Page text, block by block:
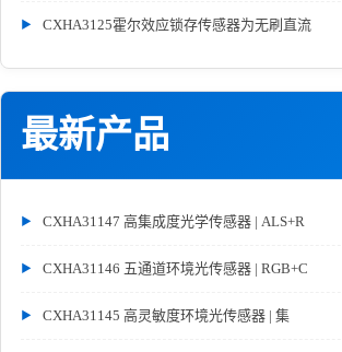
CXHA3125霍尔效应锁存传感器为无刷直流
最新产品
CXHA31147 高集成度光学传感器 | ALS+R
CXHA31146 五通道环境光传感器 | RGB+C
CXHA31145 高灵敏度环境光传感器 | 集